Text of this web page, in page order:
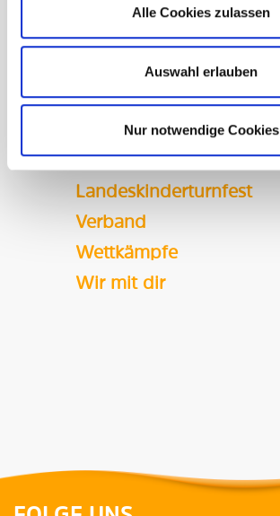
Alle Cookies zulassen
Auswahl erlauben
Nur notwendige Cookies
Camps & Freizeiten
HTJ-Vorstand
Inklusion
Kinderturnen
Klassenfahrten
Landeskinderturnfest
Verband
Wettkämpfe
Wir mit dir